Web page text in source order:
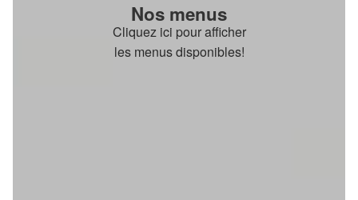
Nos menus
Cliquez ici pour afficher
les menus disponibles!